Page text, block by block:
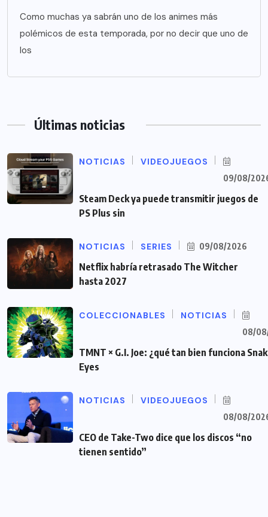
Como muchas ya sabrán uno de los animes más
polémicos de esta temporada, por no decir que uno de
los
Últimas noticias
NOTICIAS VIDEOJUEGOS
09/08/
Steam Deck ya puede transmitir juegos de
PS Plus sin
NOTICIAS SERIES 09/08/2026
Netflix habría retrasado The Witcher
hasta 2027
COLECCIONABLES NOTICIAS
08/
TMNT × G.I. Joe: ¿qué tan bien funciona
Eyes
NOTICIAS VIDEOJUEGOS
08/08/
CEO de Take-Two dice que los discos “no
tienen sentido”